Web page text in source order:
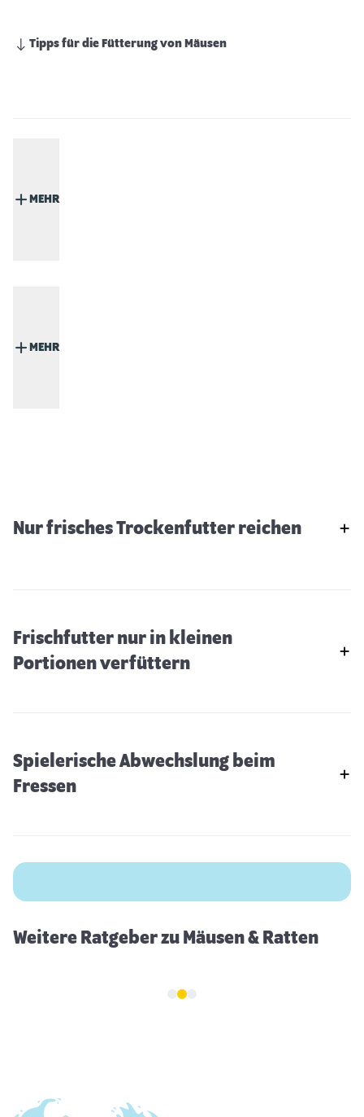
Tipps für die Fütterung von Mäusen
MEHR
MEHR
Nur frisches Trockenfutter reichen
Frischfutter nur in kleinen
Portionen verfüttern
Spielerische Abwechslung beim
Fressen
Weitere Ratgeber zu Mäusen & Ratten